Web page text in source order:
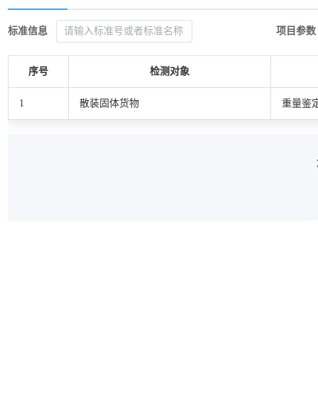
标准信息 项目参数
序号 检测对象
1 散装固体货物 重量鉴